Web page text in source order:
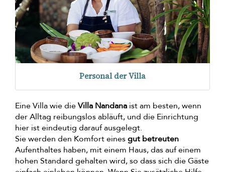
Personal der Villa
Eine Villa wie dieVilla Nandana ist am besten, wenn
der Alltag reibungslos abläuft, und die Einrichtung
hier ist eindeutig darauf ausgelegt.
Sie werden den Komfort einesgut betreuten
Aufenthaltes haben, mit einem Haus, das auf einem
hohen Standard gehalten wird, so dass sich die Gäste